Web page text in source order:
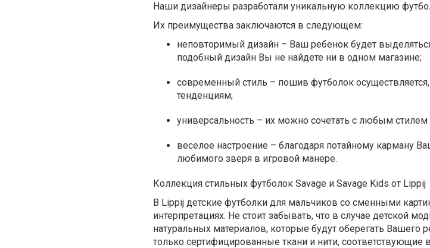
Наши дизайнеры разработали уникальную коллекцию
Их преимущества заключаются в следующем:
неповторимый дизайн – Ваш ребенок будет
подобный дизайн Вы не найдете ни в одном магазине;
современный стиль – пошив футболок
тенденциям;
универсальность – их можно сочетать с любым
веселое настроение – благодаря потайному карману
любимого зверя в игровой манере.
Коллекция стильных футболок Savage и Savage Kids от Lippij
В Lippij детские футболки для мальчиков со сменными
интерпретациях. Не стоит забывать, что в случае детской
натуральных материалов, которые будут оберегать Вашего
только сертифицированные ткани и нити, соответствующие